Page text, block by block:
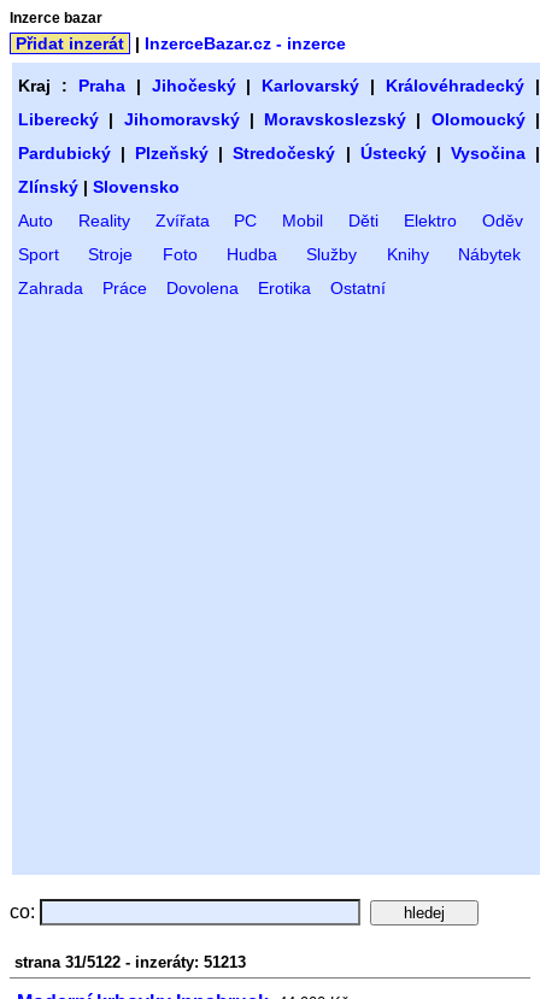
Inzerce bazar
Přidat inzerát | InzerceBazar.cz - inzerce
Kraj : Praha| Jihočeský| Karlovarský | Královéhradecký |
Liberecký | Jihomoravský| Moravskoslezský | Olomoucký|
Pardubický | Plzeňský |Stredočeský | Ústecký| Vysočina|
Zlínský | Slovensko
Auto
Reality Zvířata PC Mobil Děti Elektro
Oděv
Sport
Stroje Foto Hudba Služby Knihy
Nábytek
Zahrada
Práce Dovolena Erotika Ostatní
co:
strana 31/5122 - inzeráty: 51213